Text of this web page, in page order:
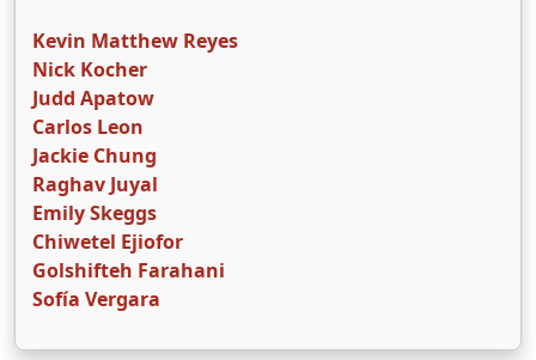
Kevin Matthew Reyes
Nick Kocher
Judd Apatow
Carlos Leon
Jackie Chung
Raghav Juyal
Emily Skeggs
Chiwetel Ejiofor
Golshifteh Farahani
Sofía Vergara